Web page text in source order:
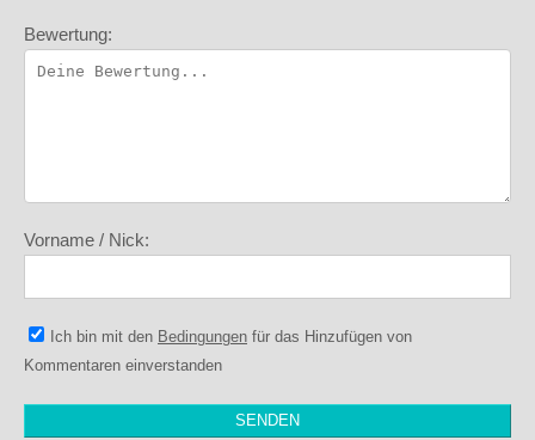
Bewertung:
Vorname / Nick:
Ich bin mit den Bedingungen für das Hinzufügen von
Kommentaren einverstanden